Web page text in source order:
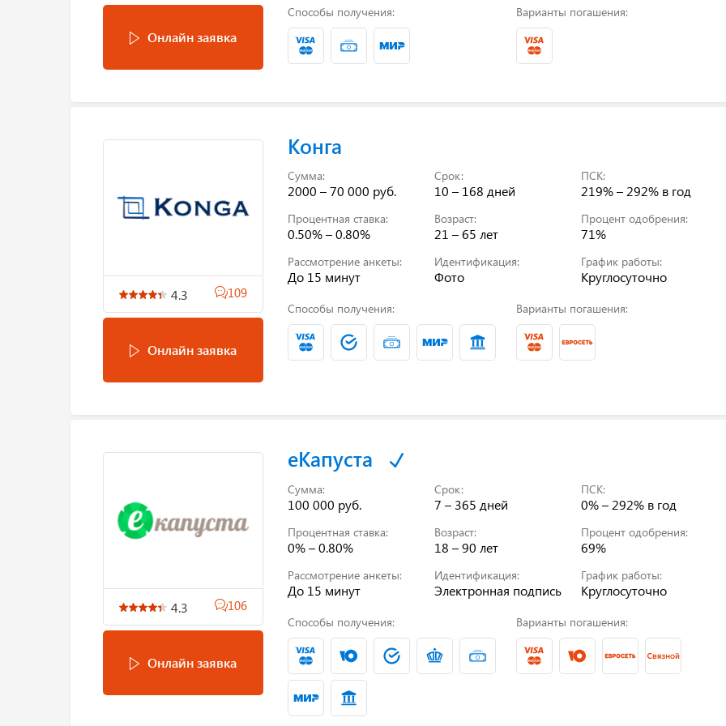
Онлайн заявка
Способы получения: Варианты погашения:
4.3 109
Онлайн заявка
Конга
Сумма:
2000 – 70 000 руб.
Срок:
10 – 168 дней
ПСК:
219% – 292% в год
Процентная ставка:
0.50% – 0.80%
Возраст:
21 – 65 лет
Процент одобрения:
71%
Рассмотрение анкеты:
До 15 минут
Идентификация:
Фото
График работы:
Круглосуточно
Способы получения: Варианты погашения:
4.3 106
Онлайн заявка
еКапуста
Сумма:
100 000 руб.
Срок:
7 – 365 дней
ПСК:
0% – 292% в год
Процентная ставка:
0% – 0.80%
Возраст:
18 – 90 лет
Процент одобрения:
69%
Рассмотрение анкеты:
До 15 минут
Идентификация:
Электронная подпись
График работы:
Круглосуточно
Способы получения: Варианты погашения: